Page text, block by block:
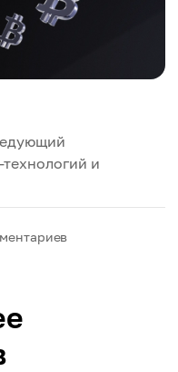
и